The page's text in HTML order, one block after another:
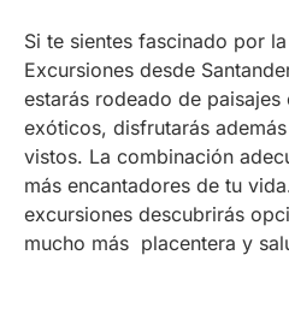
Si te sientes fascinado por
Excursiones desde
estarás rodeado de paisajes
exóticos, disfrutarás
vistos. La combinación
más encantadores de tu
excursiones descubrirás
mucho más placentera y